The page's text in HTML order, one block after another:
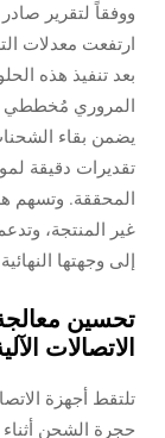
بعد تنفيذ هذه
المروري مُخططي
يضمن بقاء
تقديرات دقيقة
المحققة. وتسهم
غير المنتجة،
إلى وجهتها
تحسين
الاتصالات
تلتقط أجهزة
حجرة الشحن أثناء